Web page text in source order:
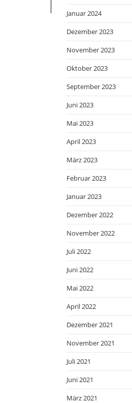
Januar 2024
Dezember 2023
November 2023
Oktober 2023
September 2023
Juni 2023
Mai 2023
April 2023
März 2023
Februar 2023
Januar 2023
Dezember 2022
November 2022
Juli 2022
Juni 2022
Mai 2022
April 2022
Dezember 2021
November 2021
Juli 2021
Juni 2021
März 2021